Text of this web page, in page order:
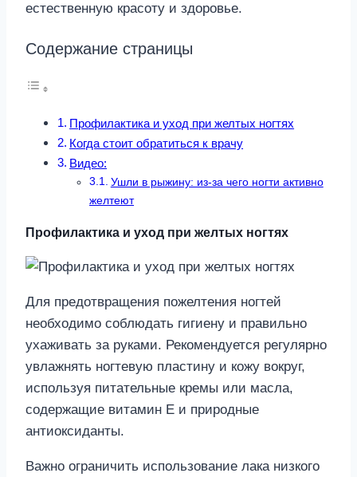
естественную красоту и здоровье.
Содержание страницы
Профилактика и уход при желтых ногтях
Когда стоит обратиться к врачу
Видео:
Ушли в рыжину: из-за чего ногти активно
желтеют
Профилактика и уход при желтых ногтях
Для предотвращения пожелтения ногтей
необходимо соблюдать гигиену и правильно
ухаживать за руками. Рекомендуется регулярно
увлажнять ногтевую пластину и кожу вокруг,
используя питательные кремы или масла,
содержащие витамин Е и природные
антиоксиданты.
Важно ограничить использование лака низкого